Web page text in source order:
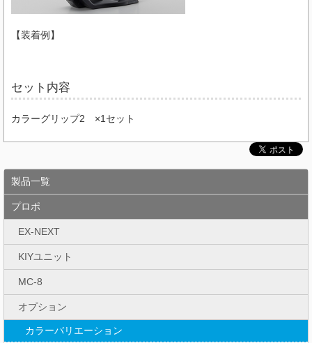
【装着例】
セット内容
カラーグリップ2 ×1セット
製品一覧
プロポ
EX-NEXT
KIYユニット
MC-8
オプション
カラーバリエーション